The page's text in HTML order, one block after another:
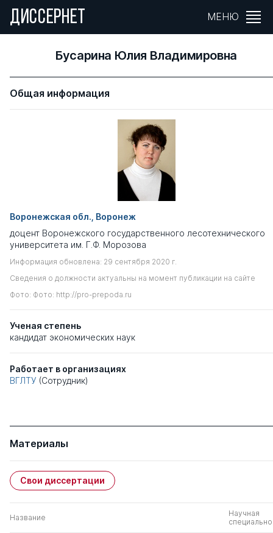
ДИССЕРНЕТ МЕНЮ
Бусарина Юлия Владимировна
Общая информация
Воронежская обл., Воронеж
доцент Воронежского государственного лесотехнического
университета им. Г.Ф. Морозова
Информация обновлена: 29 сентября 2020 г.
Сведения о должности актуальны на момент публикации на сайте
Фото: Фото: http://pro-prepoda.ru
Ученая степень
кандидат экономических наук
Работает в организациях
ВГЛТУ (Сотрудник)
Материалы
Свои диссертации
Название
Научная